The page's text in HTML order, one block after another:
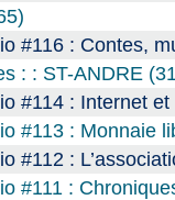
#116 : Contes,
: : ST-ANDRE
#114 : Internet
#113 : Monnaie
#112 :
#111 :